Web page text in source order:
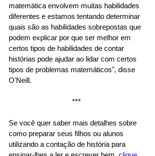
matemática envolvem muitas habilidades
diferentes e estamos tentando determinar
quais são as habilidades sobrepostas que
podem explicar por que ser melhor em
certos tipos de habilidades de contar
histórias pode ajudar ao lidar com certos
tipos de problemas matemáticos", disse
O'Neill.
***
Se você quer saber mais detalhes sobre
como preparar seus filhos ou alunos
utilizando a contação de história para